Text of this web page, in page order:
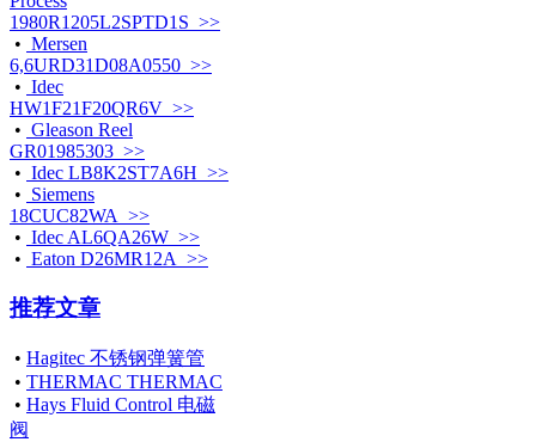
1980R1205L2SPTD1S >>
• Mersen
6,6URD31D08A0550 >>
• Idec
HW1F21F20QR6V >>
• Gleason Reel
GR01985303 >>
• Idec LB8K2ST7A6H >>
• Siemens
18CUC82WA >>
• Idec AL6QA26W >>
• Eaton D26MR12A >>
推荐文章
• Hagitec 不锈钢弹簧管
• THERMAC THERMAC
• Hays Fluid Control 电磁
阀